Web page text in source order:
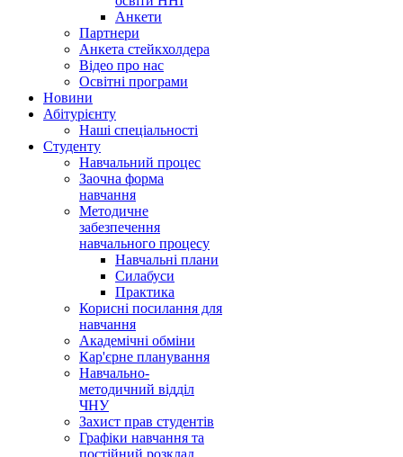
Анкети
Партнери
Анкета стейкхолдера
Відео про нас
Освітні програми
Hовини
Абітурієнту
Наші спеціальності
Студенту
Навчальний процес
Заочна форма
навчання
Методичне
забезпечення
навчального процесу
Навчальні плани
Силабуси
Практика
Корисні посилання для
навчання
Академічні обміни
Кар'єрне планування
Навчально-
методичний відділ
ЧНУ
Захист прав студентів
Графіки навчання та
постійний розклад